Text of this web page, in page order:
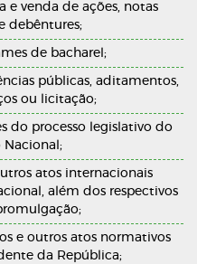
e venda de ações, notas
debêntures;
de bacharel;
públicas, aditamentos,
ou licitação;
do processo legislativo do
Nacional;
atos internacionais
além dos respectivos
e outros atos normativos
da República;